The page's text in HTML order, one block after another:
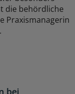
die behördliche
Praxismanagerin
bei